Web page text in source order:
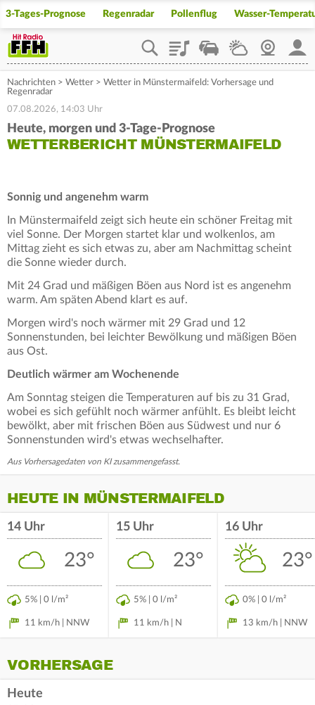
3-Tages-Prognose Regenradar Pollenflug Wasser-
PlaylistStaupilotWetterWebcam
Nachrichten > Wetter > Wetter in Münstermaifeld: Vorhersage und
Regenradar
07.08.2026, 14:03 Uhr
Heute, morgen und 3-Tage-Prognose
WETTERBERICHT MÜNSTERMAIFELD
Sonnig und angenehm warm
In Münstermaifeld zeigt sich heute ein schöner Freitag mit
viel Sonne. Der Morgen startet klar und wolkenlos, am
Mittag zieht es sich etwas zu, aber am Nachmittag scheint
die Sonne wieder durch.
Mit 24 Grad und mäßigen Böen aus Nord ist es angenehm
warm. Am späten Abend klart es auf.
Morgen wird's noch wärmer mit 29 Grad und 12
Sonnenstunden, bei leichter Bewölkung und mäßigen Böen
aus Ost.
Deutlich wärmer am Wochenende
Am Sonntag steigen die Temperaturen auf bis zu 31 Grad,
wobei es sich gefühlt noch wärmer anfühlt. Es bleibt leicht
bewölkt, aber mit frischen Böen aus Südwest und nur 6
Sonnenstunden wird's etwas wechselhafter.
Aus Vorhersagedaten von KI zusammengefasst.
HEUTE IN MÜNSTERMAIFELD
14 Uhr
23°
5% | 0 l/m²
11 km/h | NNW
15 Uhr
23°
5% | 0 l/m²
11 km/h | N
16 Uhr
23°
0% | 0 l/m²
13 km/h | NNW
VORHERSAGE
Heute